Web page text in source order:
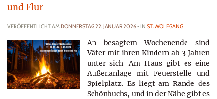
und Flur
VERÖFFENTLICHT AM DONNERSTAG 22. JANUAR 2026- IN ST. WOLFGANG
An besagtem Wochenende sind
Väter mit ihren Kindern ab 3 Jahren
unter sich. Am Haus gibt es eine
Außenanlage mit Feuerstelle und
Spielplatz. Es liegt am Rande des
Schönbuchs, und in der Nähe gibt es